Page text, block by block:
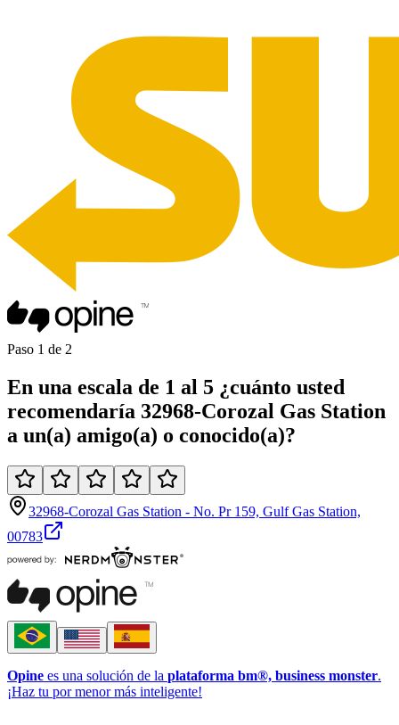
Paso 1 de 2
En una escala de 1 al 5 ¿cuánto usted
recomendaría 32968-Corozal Gas Station
a un(a) amigo(a) o conocido(a)?
32968-Corozal Gas Station - No. Pr 159, Gulf Gas Station,
00783
Opine es una solución de la plataforma bm®, business monster.
¡Haz tu por menor más inteligente!